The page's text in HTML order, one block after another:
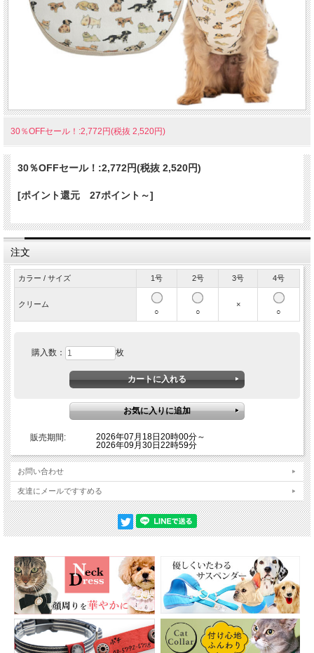
いろんなワンコが大集合！
毎日着たくなるやさしい着心地のタンクトップ
小さなワンちゃんたちがいっぱい散りばめられた、見ているだけで楽しくなる総
柄デザインのタンクトップ。ダックス、プードル、テリアなど、さまざまなワン
コが描かれた可愛いデザインは、お散歩やお出かけで思わず目を引く一枚です。
生地には 伸縮性のある素材を使用しているので、体にやさしくフィットしてワン
ちゃんも動きやすく快適。袖のないタンクトップタイプなので、お着替えが苦手
なワンちゃんにも着せやすく、デイリーウェアとしてもおすすめです。お部屋着
30％OFFセール！:2,772円(税抜 2,520円)
30％OFFセール！:2,772円(税抜 2,520円)
[ポイント還元 27ポイント～]
注文
カラー / サイズ 1号 2号 3号 4号
クリーム
○
○
×
○
購入数： 枚
販売期間:
2026年07月18日20時00分～
2026年09月30日22時59分
お問い合わせ
友達にメールですすめる